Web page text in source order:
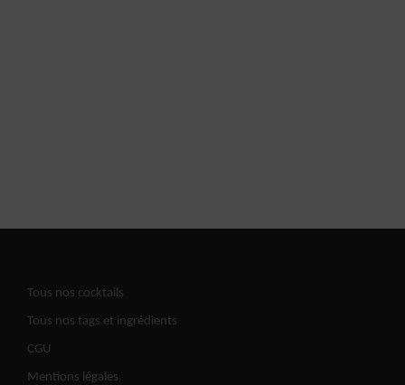
Tous nos cocktails
Tous nos tags et ingrédients
CGU
Mentions légales